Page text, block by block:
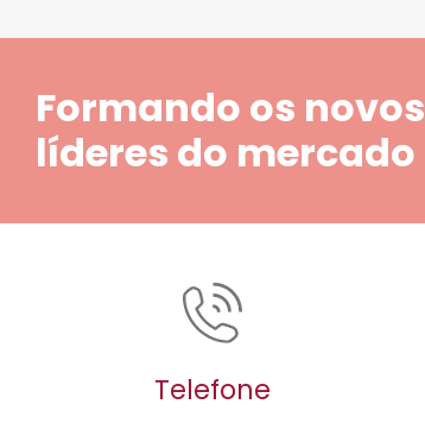
Formando os novos
líderes do mercado
Telefone